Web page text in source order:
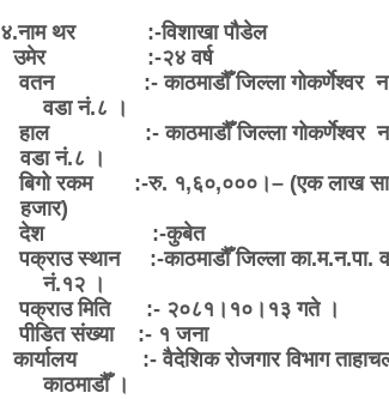
४.नाम थर :-विशाखा पौडेल
उमेर :-२४ वर्ष
वतन :- काठमाडौँ जिल्ला गोकर्णेश्वर
वडा नं.८ ।
हाल :- काठमाडौँ जिल्ला गोकर्णेश्वर
वडा नं.८ ।
बिगो रकम :-रु. १,६०,०००।– (एक लाख
हजार)
देश :-कुबेत
पक्राउ स्थान :-काठमाडौँ जिल्ला का.म.न.पा.
नं.१२ ।
पक्राउ मिति :- २०८१।१०।१३ गते ।
पीडित संख्या :- १ जना
कार्यालय :- वैदेशिक रोजगार विभाग
काठमाडौँ ।